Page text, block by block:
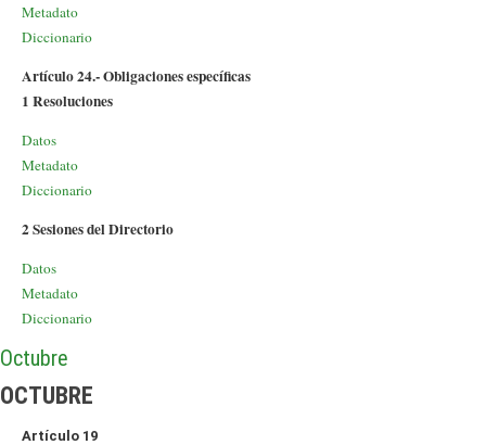
Metadato
Diccionario
Artículo 24.- Obligaciones específicas
1 Resoluciones
Datos
Metadato
Diccionario
2 Sesiones del Directorio
Datos
Metadato
Diccionario
Octubre
OCTUBRE
Artículo 19